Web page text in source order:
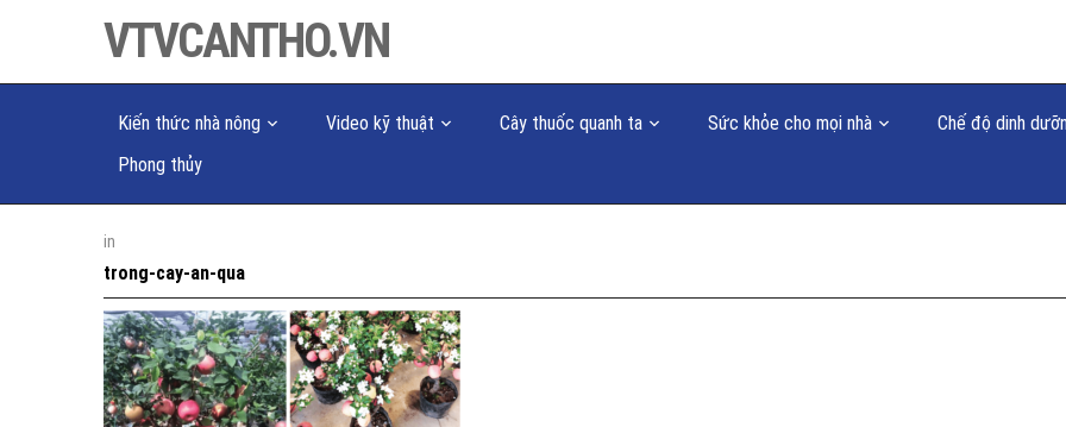
VTVCANTHO.VN
Kiến thức nhà nông Video kỹ thuật Cây thuốc quanh ta Sức khỏe cho mọi nhà
Chế độ dinh
Phong thủy
in
trong-cay-an-qua